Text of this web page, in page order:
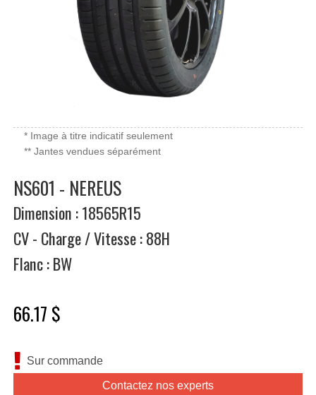
* Image à titre indicatif seulement
** Jantes vendues séparément
NS601 - NEREUS
Dimension : 18565R15
CV - Charge / Vitesse : 88H
Flanc : BW
66.17 $
Sur commande
Contactez nos experts